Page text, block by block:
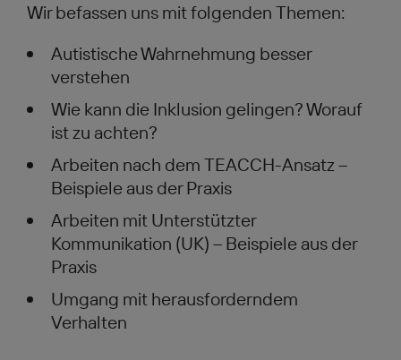
Wir befassen uns mit folgenden Themen:
Autistische Wahrnehmung besser
verstehen
Wie kann die Inklusion gelingen? Worauf
ist zu achten?
Arbeiten nach dem TEACCH-Ansatz –
Beispiele aus der Praxis
Arbeiten mit Unterstützter
Kommunikation (UK) – Beispiele aus der
Praxis
Umgang mit herausforderndem
Verhalten